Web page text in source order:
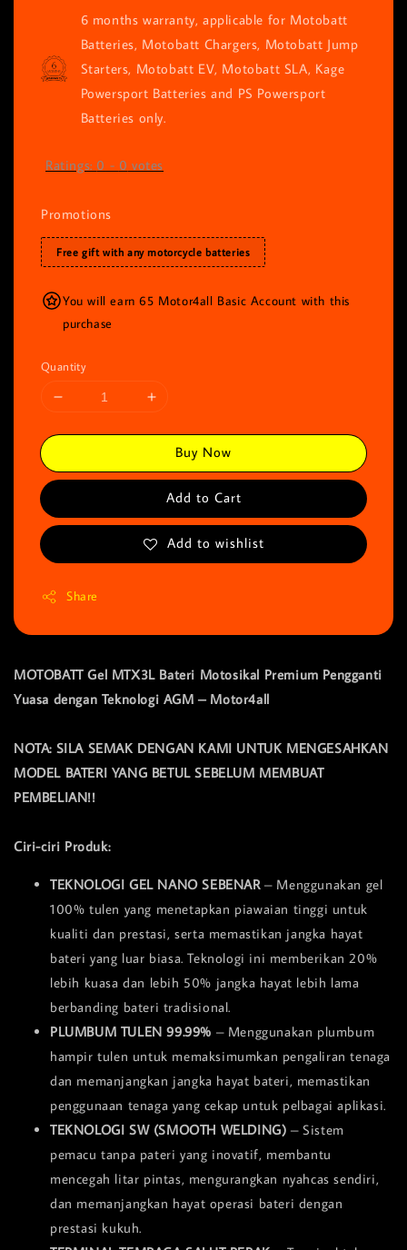
6 months warranty, applicable for Motobatt
Batteries, Motobatt Chargers, Motobatt Jump
Starters, Motobatt EV, Motobatt SLA, Kage
Powersport Batteries and PS Powersport
Batteries only.
Ratings: 0 - 0 votes
Promotions
Free gift with any motorcycle batteries
You will earn 65 Motor4all Basic Account with this
purchase
Quantity
Buy Now
Add to Cart
Add to wishlist
Share
MOTOBATT Gel MTX3L Bateri Motosikal Premium Pengganti
Yuasa dengan Teknologi AGM – Motor4all
NOTA: SILA SEMAK DENGAN KAMI UNTUK MENGESAHKAN
MODEL BATERI YANG BETUL SEBELUM MEMBUAT
PEMBELIAN!!
Ciri-ciri Produk:
TEKNOLOGI GEL NANO SEBENAR– Menggunakan gel
100% tulen yang menetapkan piawaian tinggi untuk
kualiti dan prestasi, serta memastikan jangka hayat
bateri yang luar biasa. Teknologi ini memberikan 20%
lebih kuasa dan lebih 50% jangka hayat lebih lama
berbanding bateri tradisional.
PLUMBUM TULEN 99.99% – Menggunakan plumbum
hampir tulen untuk memaksimumkan pengaliran tenaga
dan memanjangkan jangka hayat bateri, memastikan
penggunaan tenaga yang cekap untuk pelbagai aplikasi.
TEKNOLOGI SW (SMOOTH WELDING) – Sistem
pemacu tanpa pateri yang inovatif, membantu
mencegah litar pintas, mengurangkan nyahcas sendiri,
dan memanjangkan hayat operasi bateri dengan
prestasi kukuh.